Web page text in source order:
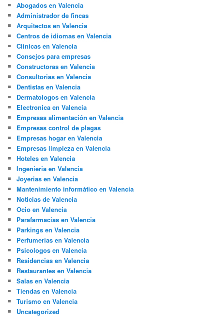
Abogados en Valencia
Administrador de fincas
Arquitectos en Valencia
Centros de idiomas en Valencia
Clinicas en Valencia
Consejos para empresas
Constructoras en Valencia
Consultorias en Valencia
Dentistas en Valencia
Dermatologos en Valencia
Electronica en Valencia
Empresas alimentación en Valencia
Empresas control de plagas
Empresas hogar en Valencia
Empresas limpieza en Valencia
Hoteles en Valencia
Ingenieria en Valencia
Joyerias en Valencia
Mantenimiento informático en Valencia
Noticias de Valencia
Ocio en Valencia
Parafarmacias en Valencia
Parkings en Valencia
Perfumerias en Valencia
Psicologos en Valencia
Residencias en Valencia
Restaurantes en Valencia
Salas en Valencia
Tiendas en Valencia
Turismo en Valencia
Uncategorized